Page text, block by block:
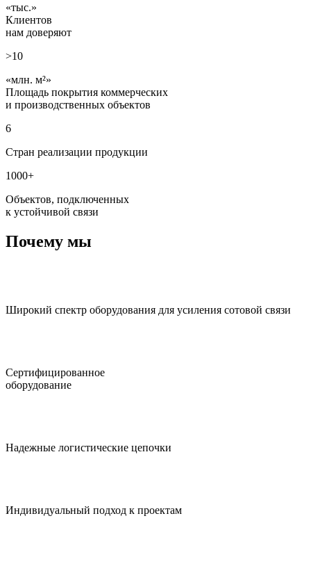
тыс.
Клиентов
нам доверяют
>10
млн. м²
Площадь покрытия коммерческих
и производственных объектов
6
Стран реализации продукции
1000+
Объектов, подключенных
к устойчивой связи
Почему мы
Широкий спектр оборудования для усиления сотовой связи
Сертифицированное
оборудование
Надежные логистические цепочки
Индивидуальный подход к проектам